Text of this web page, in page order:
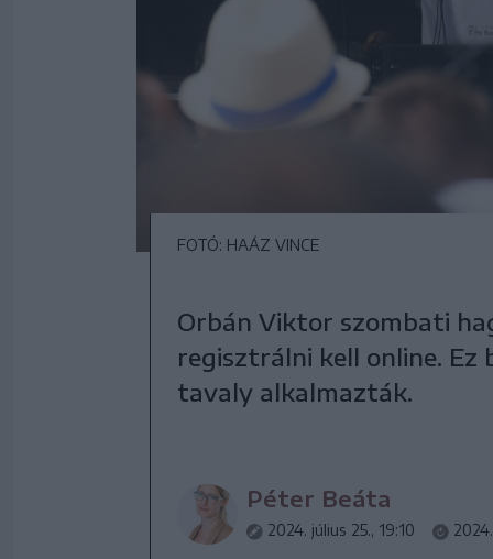
FOTÓ: HAÁZ VINCE
Orbán Viktor szombati
regisztrálni kell online. Ez
tavaly alkalmazták.
Péter Beáta
2024. július 25., 19:10